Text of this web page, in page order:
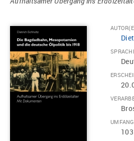
UMFANG